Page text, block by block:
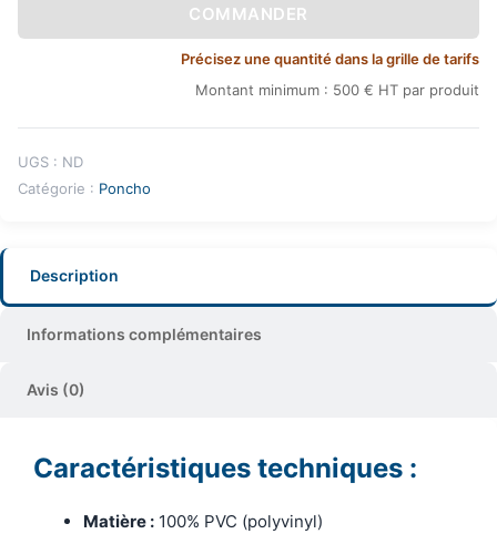
COMMANDER
Précisez une quantité dans la grille de tarifs
Montant minimum : 500 € HT par produit
UGS : ND
Catégorie : Poncho
Description
Informations complémentaires
Avis (0)
Caractéristiques techniques :
Matière : 100% PVC (polyvinyl)